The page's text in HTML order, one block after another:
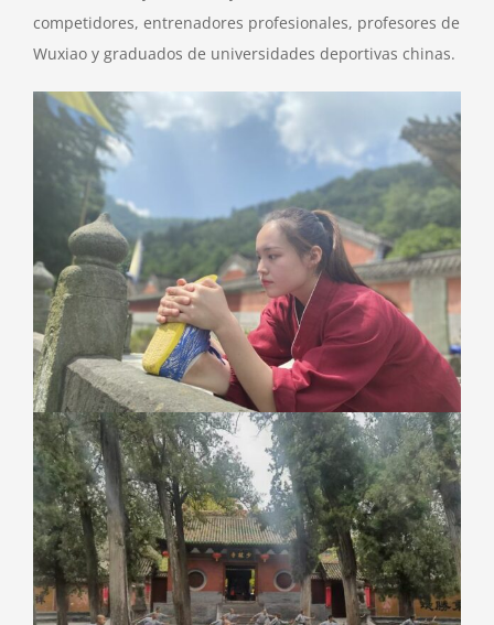
competidores, entrenadores profesionales, profesores de
Wuxiao y graduados de universidades deportivas chinas.